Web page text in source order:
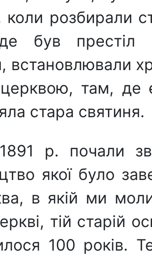
коли розбирали
був престіл
встановлювали
там, де
стара святиня.
р. почали
якої було
в якій ми
тій старій
100 років.